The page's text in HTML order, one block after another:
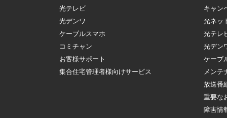
光テレビ
光デンワ
ケーブルスマホ
コミチャン
お客様サポート
集合住宅管理者様向けサービス
キャン
光ネッ
光テレ
光デン
ケーブ
メンテ
放送番
重要な
障害情